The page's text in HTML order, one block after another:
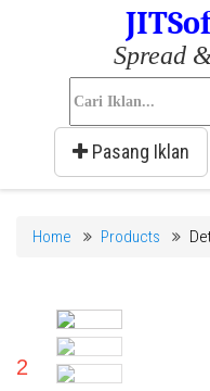
Spread
Pasang Iklan
Home Products
2